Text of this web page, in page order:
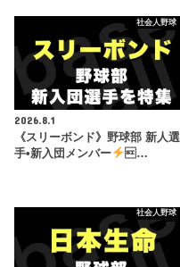
社会人野球
2026.8.1
《スリーボンド》野球部 新人選
手•新入団メンバー
…
社会人野球